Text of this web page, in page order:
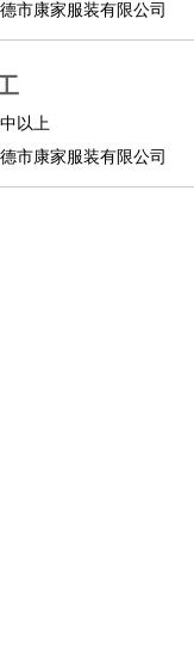
市康家服装有限公司
以上
市康家服装有限公司